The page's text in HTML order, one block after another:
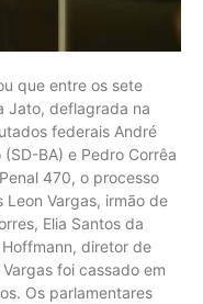
que entre os sete
Jato, deflagrada na
federais André
BA) e Pedro Corrêa
470, o processo
Leon Vargas, irmão de
Elia Santos da
diretor de
foi cassado em
Os parlamentares